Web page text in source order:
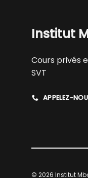
Institut
Cours privés
SVT
APPELEZ-
© 2026 Institut